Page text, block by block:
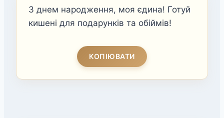
З днем народження, моя єдина! Готуй
кишені для подарунків та обіймів!
КОПІЮВАТИ